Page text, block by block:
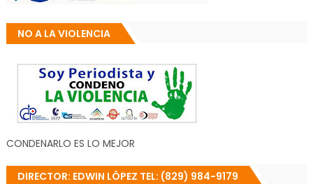
NO A LA VIOLENCIA
CONDENARLO ES LO MEJOR
DIRECTOR: EDWIN LÓPEZ TEL: (829) 984-9179